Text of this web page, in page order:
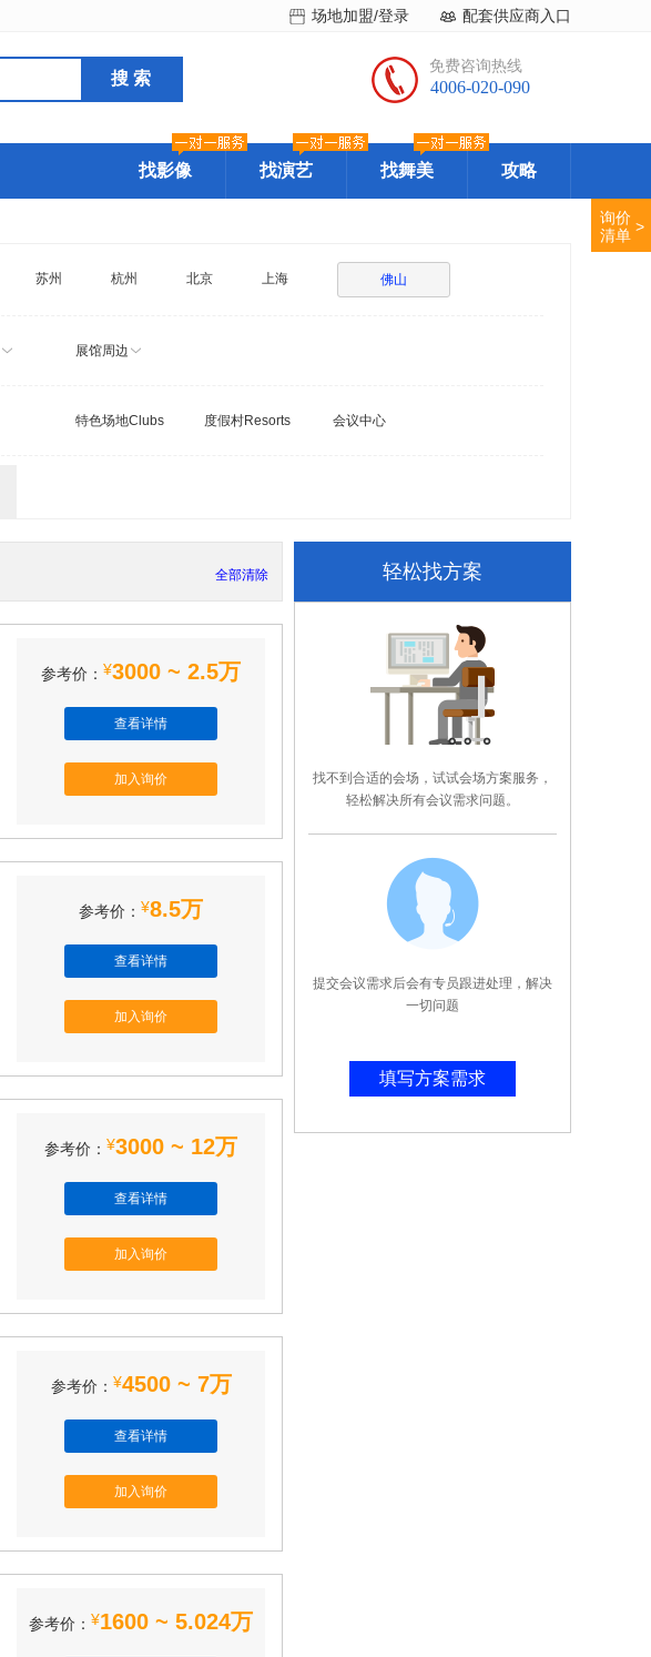
配套供应商入口
场地加盟/登录
免费咨询热线
4006-020-090
找影像 找演艺 找舞美 攻略
苏州 杭州 北京 上海 佛山
展馆周边
特色场地Clubs 度假村Resorts 会议中心
全部清除
参考价： ¥3000 ~ 2.5万
查看详情
加入询价
参考价： ¥8.5万
查看详情
加入询价
参考价： ¥3000 ~ 12万
查看详情
加入询价
参考价： ¥4500 ~ 7万
查看详情
加入询价
参考价： ¥1600 ~ 5.024万
轻松找方案
找不到合适的会场，试试会场方案服务，
轻松解决所有会议需求问题。
提交会议需求后会有专员跟进处理，解决
一切问题
填写方案需求
询价
清单 >